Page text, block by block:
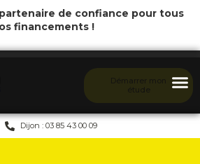
de confiance pour tous
financements !
Dijon : 03 85 43 00 09